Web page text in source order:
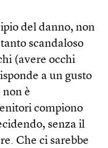
del danno, non
scandaloso
(avere occhi
a un gusto
è
compiono
senza il
Che ci sarebbe